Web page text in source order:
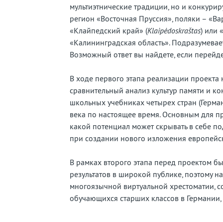
мультиэтнические традиции, но и
регион «Восточная Пруссия», поляки –
«Клайпедский край» (Klaipėdoskraštas) или
«Калининградская область».
Возможный ответ вы найдете, если
В ходе первого этапа реализации
сравнительный анализ культур памяти и
школьных учебниках четырех стран
века по настоящее время. Основным для
какой потенциал может скрывать в себе
при создании нового изложения
В рамках второго этапа перед проектом
результатов в широкой публике, поэтому
многоязычной виртуальной хрестоматии,
обучающихся старших классов в